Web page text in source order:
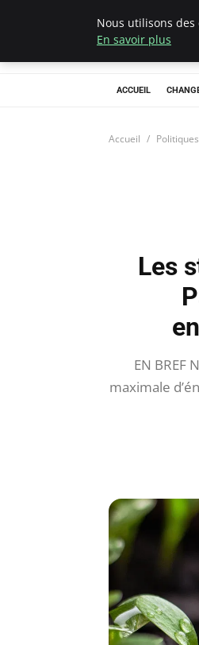
ACCUEIL
Accueil
Les
EN BREF
maximale
Nous utilisons
En savoir plus